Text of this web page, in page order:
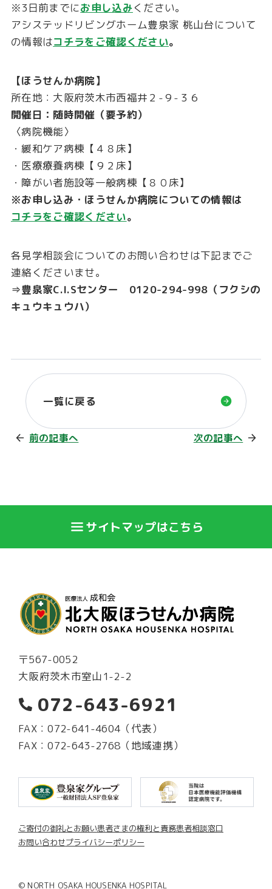
※3日前までにお申し込みください。
アシステッドリビングホーム豊泉家 桃山台について
の情報はコチラをご確認ください。
【ほうせんか病院】
所在地：大阪府茨木市西福井２-９-３６
開催日：随時開催（要予約）
〈病院機能〉
・緩和ケア病棟【４８床】
・医療療養病棟【９２床】
・障がい者施設等一般病棟【８０床】
※お申し込み・ほうせんか病院についての情報は
コチラをご確認ください。
各見学相談会についてのお問い合わせは下記までご
連絡くださいませ。
⇒豊泉家C.I.Sセンター 0120-294-998（フクシの
キュウキュウハ）
前の記事へ
一覧に戻る
次の記事へ
サイトマップはこちら
〒567-0052
大阪府茨木市室山1-2-2
072-643-6921
FAX：072-641-4604（代表）
FAX：072-643-2768（地域連携）
ご寄付の御礼とお願い患者さまの権利と責務患者相談窓口
お問い合わせプライバシーポリシー
© NORTH OSAKA HOUSENKA HOSPITAL